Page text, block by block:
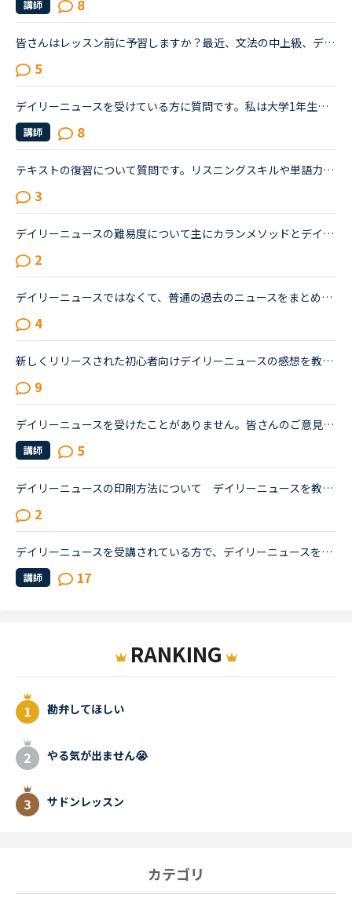
講師 8
皆さんはレッスン前に予習しますか？最近、文法の中上級、デイリーニュース、ディスカッション等を受けていますがだんだん内容が難しくなってきて予習がないと不安でレッスンが受けられません。というか予習して...
5
デイリーニュースを受けている方に質問です。私は大学1年生で、ネイティブキャンプは初めてまだひと月足らずの初心者です。一応英語系の学問をしていて、今月受けたスピーキングテストは6でした。普段は、できる...
講師 8
テキストの復習について質問です。リスニングスキルや単語力をつけるために音読がよいと言われ、実際に音読を三冊ぐらい実施しました（一つの長文を20回づつ）が、自分の中で上達がないように思っています。また...
3
デイリーニュースの難易度について主にカランメソッドとデイリーニュースを使ってレッスンを受講しています。デイリーニュースが日によって難易度が変わり、とても簡単な時と少し難しいと感じる時があります。簡...
2
デイリーニュースではなくて、普通の過去のニュースをまとめた方のニュースの受講について、受講経験のある方教えてください。昨日初めてニュース中級を3つ受けました。スクリプトを見ずに、最初にオーディオを聞...
4
新しくリリースされた初心者向けデイリーニュースの感想を教えてください。私はとにかくレッスンを継続したいタイプで、負荷が続くとレッスン受講自体から遠ざかってしまう、マンスリーテスト６レベルの生徒です...
9
デイリーニュースを受けたことがありません。皆さんのご意見を拝見させて頂くととても楽しまれているようですね。ところで質問ですが、どの様な方がデイリーニュースを受けておられるのでしょうか？仕事で英語を...
講師 5
デイリーニュースの印刷方法について デイリーニュースを教材としてレッスンを受けたいのですが、レッスンを効率的にするためにも事前にニュースを読み、ディスカッションをメインにレッスンを進めたいと思って...
2
デイリーニュースを受講されている方で、デイリーニュースを受け続けての成果、変化などあれば教えていただけないでしょうか。（TOEICが上がったや語彙力が増えた等）私は最近ようやくデイリーニュースを受講出来...
講師 17
RANKING
勘弁してほしい
やる気が出ません😭
サドンレッスン
カテゴリ